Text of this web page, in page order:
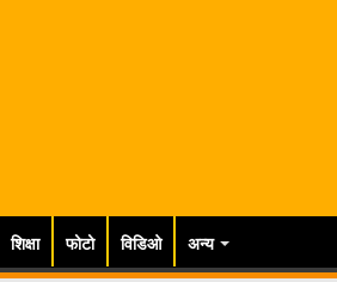
शिक्षा फोटो विडिओ अन्य